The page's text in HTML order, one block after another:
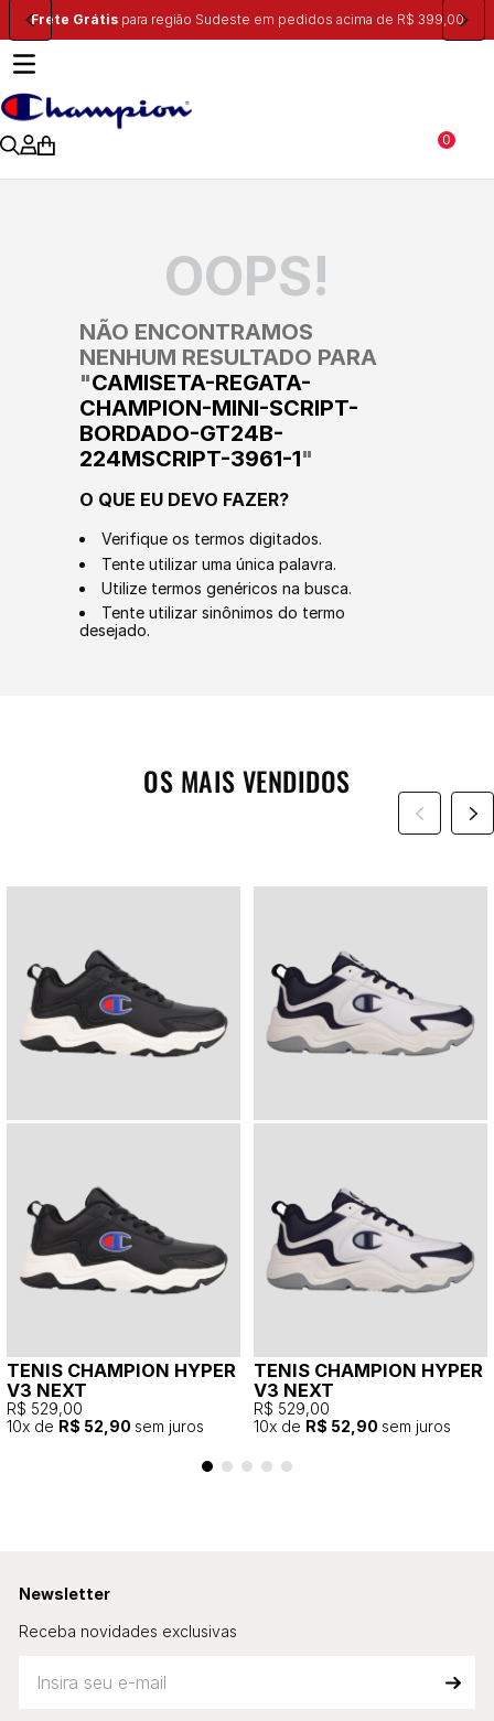
Frete Grátispara região Sudeste em pedidos acima de R$ 399,00
0
OOPS!
NÃO ENCONTRAMOS
NENHUM RESULTADO PARA
"CAMISETA-REGATA-
CHAMPION-MINI-SCRIPT-
BORDADO-GT24B-
224MSCRIPT-3961-1"
O QUE EU DEVO FAZER?
Verifique os termos digitados.
Tente utilizar uma única palavra.
Utilize termos genéricos na busca.
Tente utilizar sinônimos do termo
desejado.
OS MAIS VENDIDOS
TENIS CHAMPION HYPER
V3 NEXT
R$ 529,00
10x de R$ 52,90 sem juros
TENIS CHAMPION HYPER
V3 NEXT
R$ 529,00
10x de R$ 52,90 sem juros
Newsletter
Receba novidades exclusivas